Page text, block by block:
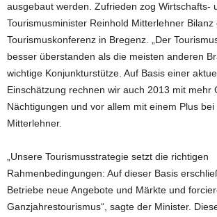
ausgebaut werden. Zufrieden zog Wirtschafts-
Tourismusminister Reinhold Mitterlehner Bilanz
Tourismuskonferenz in Bregenz. „Der
besser überstanden als die meisten anderen
wichtige Konjunkturstütze. Auf Basis einer
Einschätzung rechnen wir auch 2013 mit mehr
Nächtigungen und vor allem mit einem Plus bei
Mitterlehner.
„Unsere Tourismusstrategie setzt die richtigen
Rahmenbedingungen: Auf dieser Basis
Betriebe neue Angebote und Märkte und
Ganzjahrestourismus“, sagte der Minister.